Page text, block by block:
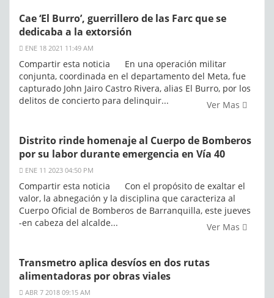
Cae ‘El Burro’, guerrillero de las Farc que se
dedicaba a la extorsión
ENE 18 2021 11:49 AM
Compartir esta noticia En una operación militar
conjunta, coordinada en el departamento del Meta, fue
capturado John Jairo Castro Rivera, alias El Burro, por los
delitos de concierto para delinquir...
Ver Mas
Distrito rinde homenaje al Cuerpo de Bomberos
por su labor durante emergencia en Vía 40
ENE 11 2023 04:50 PM
Compartir esta noticia Con el propósito de exaltar el
valor, la abnegación y la disciplina que caracteriza al
Cuerpo Oficial de Bomberos de Barranquilla, este jueves
-en cabeza del alcalde...
Ver Mas
Transmetro aplica desvíos en dos rutas
alimentadoras por obras viales
ABR 7 2018 09:15 AM